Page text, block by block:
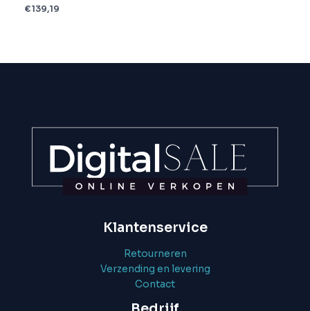
€139,19
Klantenservice
Retourneren
Verzending en levering
Contact